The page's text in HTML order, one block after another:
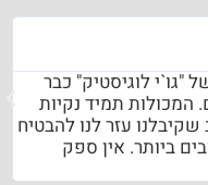
לוגיסטיק" כבר
המכולות תמיד נקיות
עזר לנו להבטיח
ביותר. אין ספק